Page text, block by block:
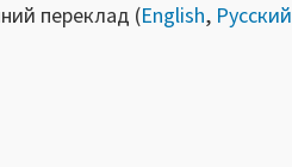
переклад (English, Русский